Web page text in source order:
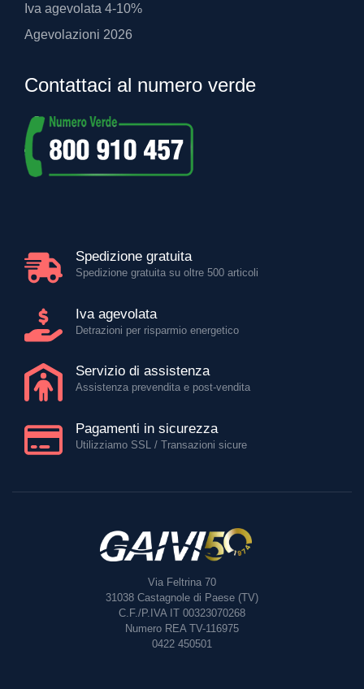
Iva agevolata 4-10%
Agevolazioni 2026
Contattaci al numero verde
Spedizione gratuita
Spedizione gratuita su oltre 500 articoli
Iva agevolata
Detrazioni per risparmio energetico
Servizio di assistenza
Assistenza prevendita e post-vendita
Pagamenti in sicurezza
Utilizziamo SSL / Transazioni sicure
Via Feltrina 70
31038 Castagnole di Paese (TV)
C.F./P.IVA IT 00323070268
Numero REA TV-116975
0422 450501